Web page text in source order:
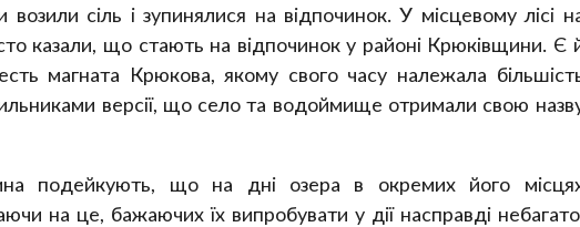
сіль і зупинялися на відпочинок. У місцевому лісі
казали, що стають на відпочинок у районі Крюківщини. Є
магната Крюкова, якому свого часу належала
версії, що село та водоймище отримали свою
подейкують, що на дні озера в окремих його
на це, бажаючих їх випробувати у дії насправді